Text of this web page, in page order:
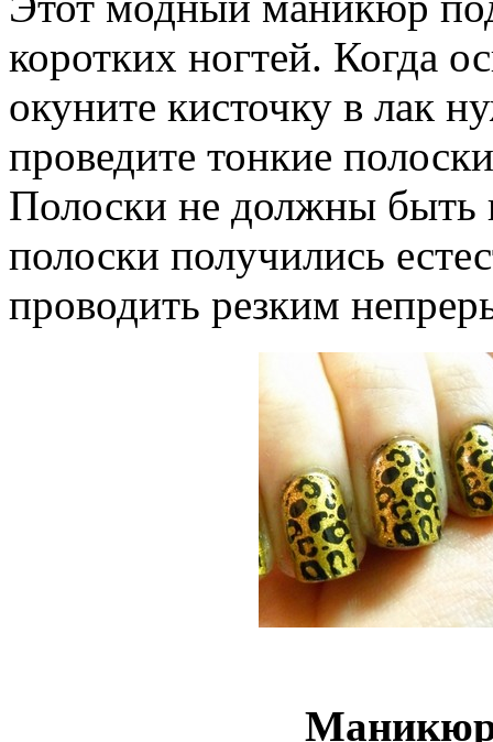
коротких ногтей. Когда
окуните кисточку в лак
проведите тонкие
Полоски не должны
полоски получились
проводить резким